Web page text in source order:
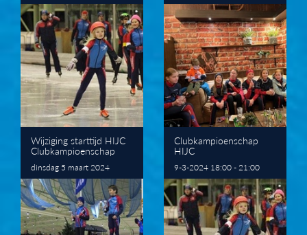
Wijziging starttijd HIJC
Clubkampioenschap
dinsdag 5 maart 2024
Clubkampioenschap
HIJC
9-3-2024 18:00 - 21:00